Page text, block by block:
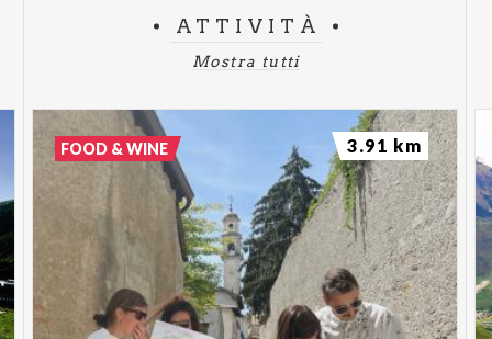
ATTIVITÀ
Mostra tutti
FOOD & WINE 3.91 km